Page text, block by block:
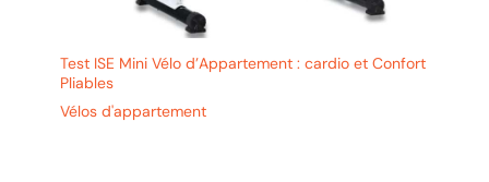
Test ISE Mini Vélo d’Appartement : cardio et Confort
Pliables
Vélos d'appartement